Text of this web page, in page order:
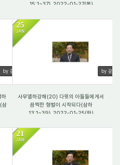
15:1~37)_2022-01-27(목)
by 갈렙
하
삼
25
JAN
by 갈렙
사무엘하강해(20) 다윗의 아들들에게서
끔찍한 형벌이 시작되다(삼하
13:1~39)_2022-01-25(화)
21
JAN